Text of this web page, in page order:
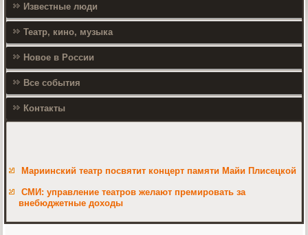
Известные люди
Театр, кино, музыка
Новое в России
Все события
Контакты
Мариинский театр посвятит концерт памяти Майи Плисецкой
СМИ: управление театров желают премировать за
внебюджетные доходы